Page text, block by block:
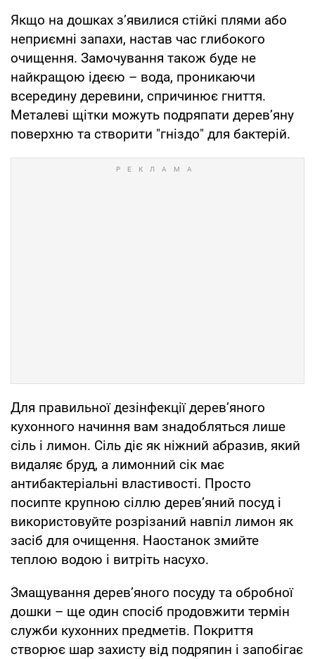
Якщо на дошках з’явилися стійкі плями або
неприємні запахи, настав час глибокого
очищення. Замочування також буде не
найкращою ідеєю – вода, проникаючи
всередину деревини, спричинює гниття.
Металеві щітки можуть подряпати дерев’яну
поверхню та створити "гніздо" для бактерій.
Для правильної дезінфекції дерев’яного
кухонного начиння вам знадобляться лише
сіль і лимон. Сіль діє як ніжний абразив, який
видаляє бруд, а лимонний сік має
антибактеріальні властивості. Просто
посипте крупною сіллю дерев’яний посуд і
використовуйте розрізаний навпіл лимон як
засіб для очищення. Наостанок змийте
теплою водою і витріть насухо.
Змащування дерев’яного посуду та обробної
дошки – ще один спосіб продовжити термін
служби кухонних предметів. Покриття
створює шар захисту від подряпин і запобігає